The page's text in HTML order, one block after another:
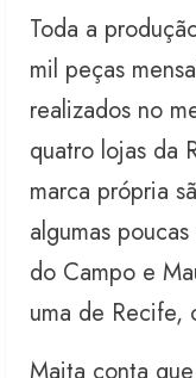
Toda a
mil peças
realizados no
quatro lojas da
marca própria
algumas
do Campo e
uma de Recife,